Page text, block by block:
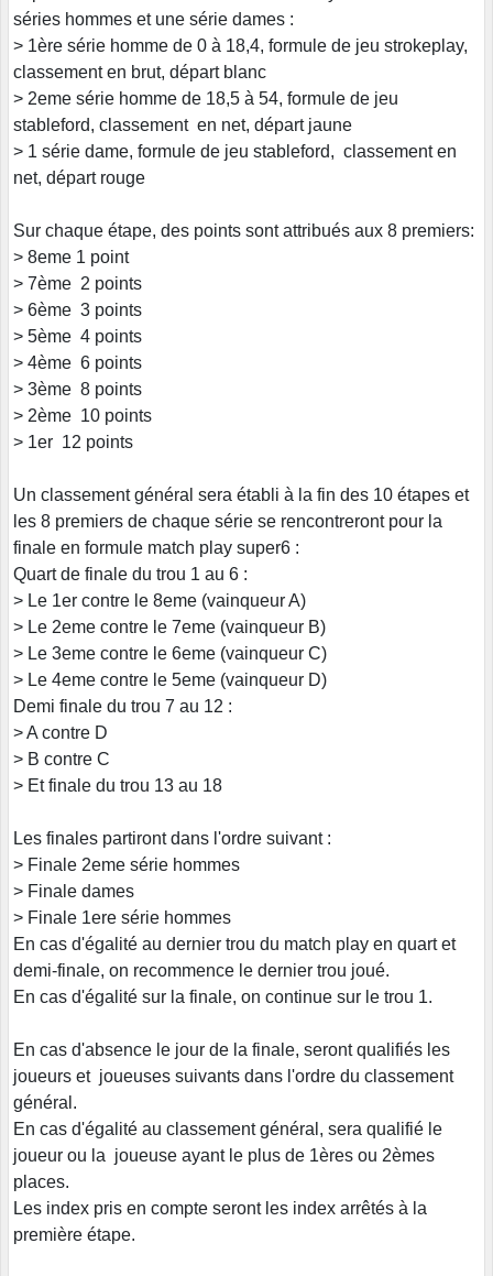
séries hommes et une série dames :
> 1ère série homme de 0 à 18,4, formule de jeu strokeplay,
classement en brut, départ blanc
> 2eme série homme de 18,5 à 54, formule de jeu
stableford, classement en net, départ jaune
> 1 série dame, formule de jeu stableford, classement en
net, départ rouge
Sur chaque étape, des points sont attribués aux 8 premiers:
> 8eme 1 point
> 7ème 2 points
> 6ème 3 points
> 5ème 4 points
> 4ème 6 points
> 3ème 8 points
> 2ème 10 points
> 1er 12 points
Un classement général sera établi à la fin des 10 étapes et
les 8 premiers de chaque série se rencontreront pour la
finale en formule match play super6 :
Quart de finale du trou 1 au 6 :
> Le 1er contre le 8eme (vainqueur A)
> Le 2eme contre le 7eme (vainqueur B)
> Le 3eme contre le 6eme (vainqueur C)
> Le 4eme contre le 5eme (vainqueur D)
Demi finale du trou 7 au 12 :
> A contre D
> B contre C
> Et finale du trou 13 au 18
Les finales partiront dans l'ordre suivant :
> Finale 2eme série hommes
> Finale dames
> Finale 1ere série hommes
En cas d'égalité au dernier trou du match play en quart et
demi-finale, on recommence le dernier trou joué.
En cas d'égalité sur la finale, on continue sur le trou 1.
En cas d'absence le jour de la finale, seront qualifiés les
joueurs et joueuses suivants dans l'ordre du classement
général.
En cas d'égalité au classement général, sera qualifié le
joueur ou la joueuse ayant le plus de 1ères ou 2èmes
places.
Les index pris en compte seront les index arrêtés à la
première étape.